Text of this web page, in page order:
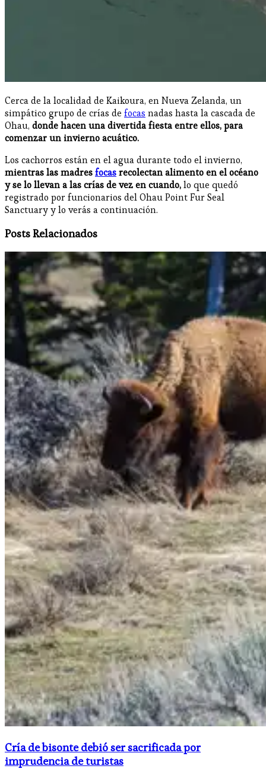
Cerca de la localidad de Kaikoura, en Nueva Zelanda, un
simpático grupo de crías de focas nadas hasta la cascada de
Ohau, donde hacen una divertida fiesta entre ellos, para
comenzar un invierno acuático.
Los cachorros están en el agua durante todo el invierno,
mientras las madresfocasrecolectan alimento en el océano
y se lo llevan a las crías de vez en cuando,lo que quedó
registrado por funcionarios del Ohau Point Fur Seal
Sanctuary y lo verás a continuación.
Posts Relacionados
Cría de bisonte debió ser sacrificada por
imprudencia de turistas